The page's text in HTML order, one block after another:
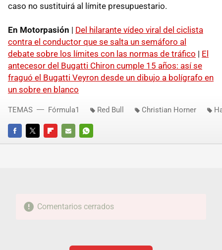
caso no sustituirá al límite presupuestario.
En Motorpasión | Del hilarante vídeo viral del ciclista
contra el conductor que se salta un semáforo al
debate sobre los límites con las normas de tráfico | El
antecesor del Bugatti Chiron cumple 15 años: así se
fraguó el Bugatti Veyron desde un dibujo a bolígrafo en
un sobre en blanco
FACEBOOKTWITTERFLIPBOARD
E-
WHATSAPP
TEMAS Fórmula1 Red Bull Christian Horner
Comentarios cerrados